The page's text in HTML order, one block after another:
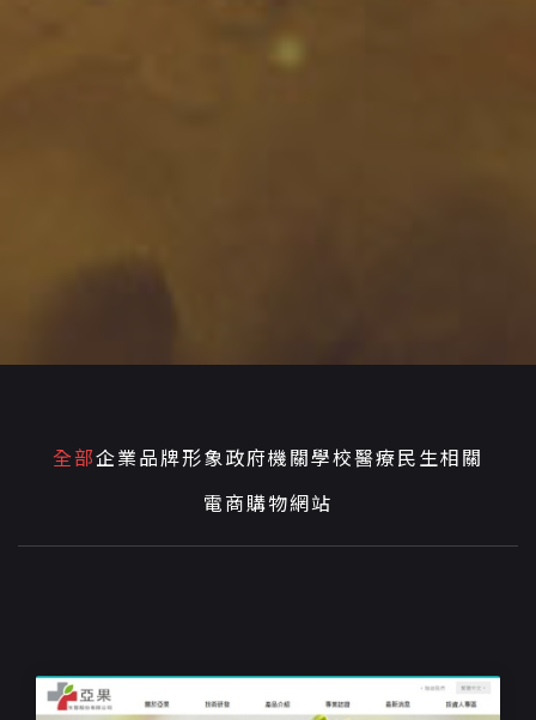
全部企業品牌形象政府機關學校醫療民生相關
電商購物網站